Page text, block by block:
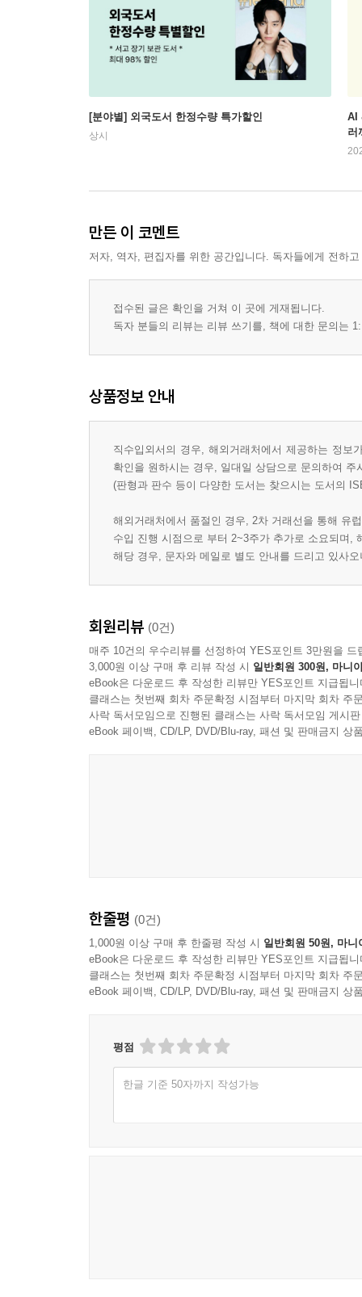
[분야별] 외국도서 한정수량 특가할인
상시
AI
러
만든 이 코멘트
저자, 역자, 편집자를 위한 공간입니다. 독자들에게 전하
접수된 글은 확인을 거쳐 이 곳에 게재됩니다.
독자 분들의 리뷰는 리뷰 쓰기를, 책에 대한 문의는
상품정보 안내
직수입외서의 경우, 해외거래처에서 제공하는 정
확인을 원하시는 경우, 일대일 상담으로 문의하여 주
(판형과 판수 등이 다양한 도서는 찾으시는 도서의
해외거래처에서 품절인 경우, 2차 거래선을 통해 유
수입 진행 시점으로 부터 2~3주가 추가로 소요되며,
해당 경우, 문자와 메일로 별도 안내를 드리고 있사
회원리뷰 (0건)
매주 10건의 우수리뷰를 선정하여 YES포인트 3만원을 드
3,000원 이상 구매 후 리뷰 작성 시 일반회원 300원, 마니
eBook은 다운로드 후 작성한 리뷰만 YES포인트 지급됩니
클래스는 첫번째 회차 주문확정 시점부터 마지막 회차 주
사락 독서모임으로 진행된 클래스는 사락 독서모임 게시
eBook 페이백, CD/LP, DVD/Blu-ray, 패션 및 판매금지 상
한줄평 (0건)
1,000원 이상 구매 후 한줄평 작성 시 일반회원 50원, 마니
eBook은 다운로드 후 작성한 리뷰만 YES포인트 지급됩니
클래스는 첫번째 회차 주문확정 시점부터 마지막 회차 주
eBook 페이백, CD/LP, DVD/Blu-ray, 패션 및 판매금지 상
평점
한글 기준 50자까지 작성가능